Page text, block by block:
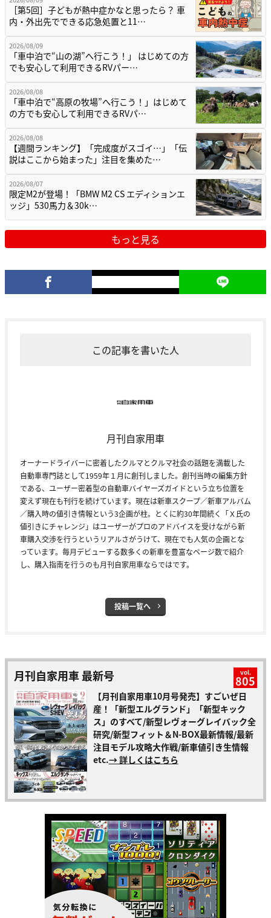
［第5回］子どもが熱中症かなと思ったら？ 車
内・外出先でできる応急処置と11…
2026/08/09
「車中泊で“山の湖”へ行こう！」 はじめての方
でも安心して利用できるRVパー…
2026/08/08
「車中泊で“高原の牧場”へ行こう！」はじめて
の方でも安心して利用できるRVパ…
2026/08/08
【週間ランキング】「完成度がスゴイ…」「伝
説はここから始まった」注目を集めた…
2026/08/07
限定M2が登場！「BMW M2 CS エディションエ
ッジ」530馬力＆30k…
もっと見る
この記事を書いた人
月刊自家用車
オーナードライバーに密着したクルマとクルマ社会の話題を満載した
自動車専門誌として1959年１月に創刊しました。創刊当時の編集方針
である、ユーザー密着型の自動車バイヤーズガイドという立ち位置を
変えず現在も刊行を続けています。現在は新車スクープ／新車アルバム
／購入時の値引き情報という3企画が柱。とくに約30年間続く「Ｘ氏の
値引きにチャレンジ」はユーザーがプロのアドバイスを受けながら新
車購入交渉を行うというリアルさがうけて、現在でも人気の企画とな
っています。毎月デビューする数多くの新車を豊富なページ数で紹介
し、購入指南を行うのも月刊自家用車ならではです。
投稿一覧へ
月刊自家用車 最新号 vol.
805
【月刊自家用車10月号発売】すごいぜ日
産！「新型エルグランド」「新型キック
ス」のすべて/新型レヴォーグレイバック全
研究/新型フィット＆N-BOX最新情報/最新
注目モデル攻略大作戦/新車値引き生情報
etc.→ 詳しくはこちら